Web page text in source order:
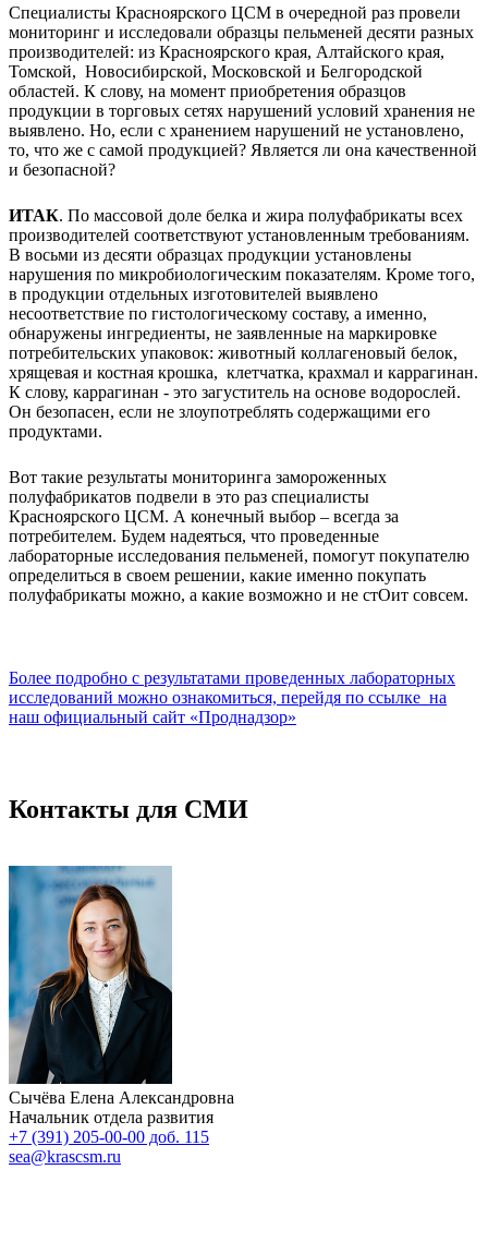
Специалисты Красноярского ЦСМ в очередной раз провели
мониторинг и исследовали образцы пельменей десяти разных
производителей: из Красноярского края, Алтайского края,
Томской, Новосибирской, Московской и Белгородской
областей. К слову, на момент приобретения образцов
продукции в торговых сетях нарушений условий хранения не
выявлено. Но, если с хранением нарушений не установлено,
то, что же с самой продукцией? Является ли она качественной
и безопасной?
ИТАК. По массовой доле белка и жира полуфабрикаты всех
производителей соответствуют установленным требованиям.
В восьми из десяти образцах продукции установлены
нарушения по микробиологическим показателям. Кроме того,
в продукции отдельных изготовителей выявлено
несоответствие по гистологическому составу, а именно,
обнаружены ингредиенты, не заявленные на маркировке
потребительских упаковок: животный коллагеновый белок,
хрящевая и костная крошка, клетчатка, крахмал и каррагинан.
К слову, каррагинан - это загуститель на основе водорослей.
Он безопасен, если не злоупотреблять содержащими его
продуктами.
Вот такие результаты мониторинга замороженных
полуфабрикатов подвели в это раз специалисты
Красноярского ЦСМ. А конечный выбор – всегда за
потребителем. Будем надеяться, что проведенные
лабораторные исследования пельменей, помогут покупателю
определиться в своем решении, какие именно покупать
полуфабрикаты можно, а какие возможно и не стОит совсем.
Более подробно с результатами проведенных лабораторных
исследований можно ознакомиться, перейдя по ссылке на
наш официальный сайт «Проднадзор»
Контакты для СМИ
Сычёва Елена Александровна
Начальник отдела развития
+7 (391) 205-00-00 доб. 115
sea@krascsm.ru